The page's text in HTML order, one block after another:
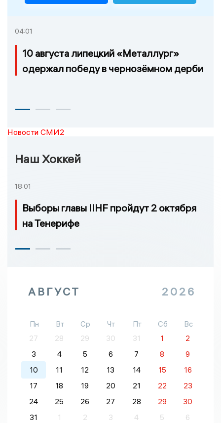
04:01
10 августа липецкий «Металлург»
одержал победу в чернозёмном дерби
Новости СМИ2
Наш Хоккей
18:01
Выборы главы IIHF пройдут 2 октября
на Тенерифе
АВГУСТ 2026
Пн Вт Ср Чт Пт Сб
Вс
27
28 29 30 31 1
2
3
4 5 6 7 8
9
10
11 12 13 14 15
16
17
18 19 20 21 22
23
24
25 26 27 28 29
30
31
1 2 3 4 5 6